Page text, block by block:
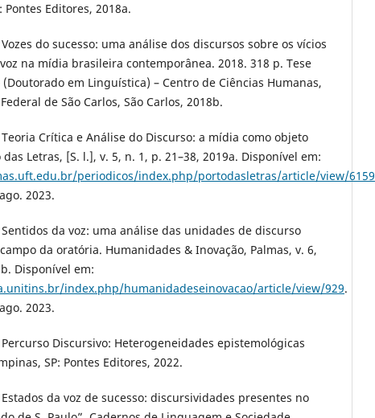
Pontes Editores, 2018a.
Vozes do sucesso: uma análise dos discursos sobre os vícios
na mídia brasileira contemporânea. 2018. 318 p. Tese
em Linguística) – Centro de Ciências Humanas,
de São Carlos, São Carlos, 2018b.
Teoria Crítica e Análise do Discurso: a mídia como objeto
Letras, [S. l.], v. 5, n. 1, p. 21–38, 2019a. Disponível em:
periodicos/index.php/portodasletras/article/view/6159
2023.
Sentidos da voz: uma análise das unidades de discurso
da oratória. Humanidades & Inovação, Palmas, v. 6,
Disponível em:
index.php/humanidadeseinovacao/article/view/929.
2023.
Percurso Discursivo: Heterogeneidades epistemológicas
SP: Pontes Editores, 2022.
Estados da voz de sucesso: discursividades presentes no